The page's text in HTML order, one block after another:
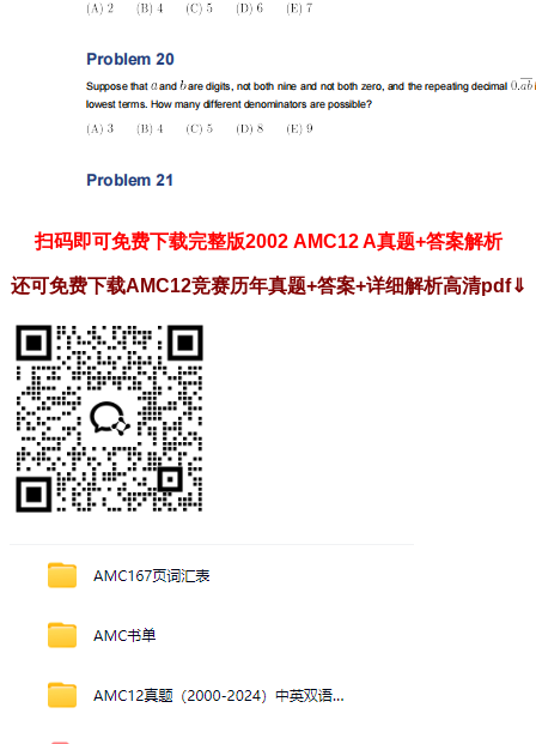
扫码即可免费下载完整版2002 AMC12 A真题+答案解析
还可免费下载AMC12竞赛历年真题+答案+详细解析高清pdf⇓